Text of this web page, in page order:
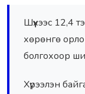
Шүүхээс 12,4
хөрөнгө
болгохоор
Хүрээлэн